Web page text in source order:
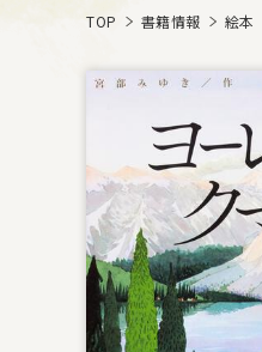
TOP 書籍情報 絵本